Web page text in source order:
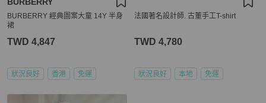
BURBERRY 經典圖案大童 14Y 半身
裙
TWD 4,847
狀況良好 香港 免運
法國著名設計師. 古董手工T-shirt
TWD 4,780
狀況良好 本地 免運